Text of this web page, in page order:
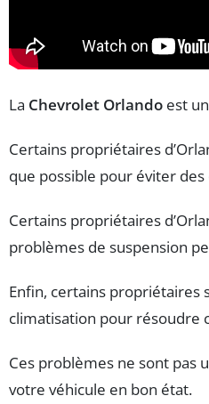
La Chevrolet Orlando est
Certains propriétaires
que possible pour éviter
Certains propriétaires
problèmes de suspension
Enfin, certains propriétaires
climatisation pour résoudre
Ces problèmes ne sont pas
votre véhicule en bon état.